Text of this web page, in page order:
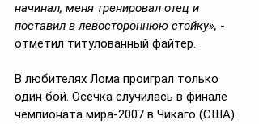
начинал, меня тренировал отец и
поставил в левостороннюю стойку», -
отметил титулованный файтер.
В любителях Лома проиграл только
один бой. Осечка случилась в финале
чемпионата мира-2007 в Чикаго (США).